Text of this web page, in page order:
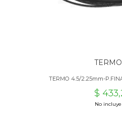
TERMO 4.5/2.25mm-
$
No